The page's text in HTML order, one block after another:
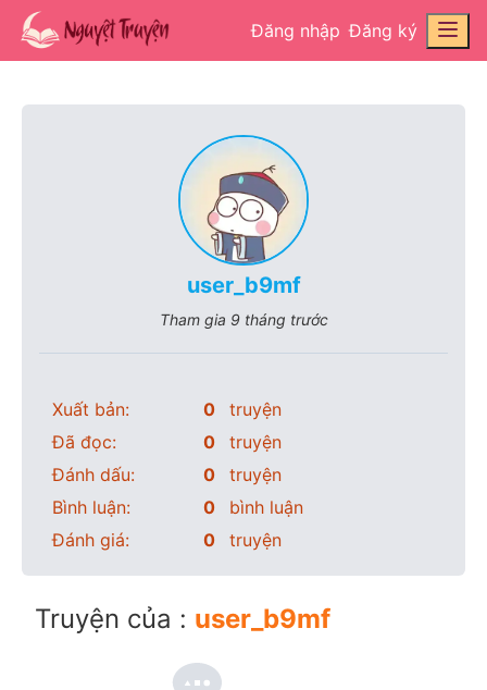
Đăng nhập Đăng ký
user_b9mf
Tham gia 9 tháng trước
Xuất bản: 0
truyện
Đã đọc:
0
truyện
Đánh dấu:
0
truyện
Bình luận:
0
bình luận
Đánh giá:
0 truyện
Truyện của : user_b9mf